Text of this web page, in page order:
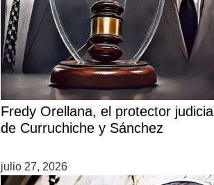
Fredy Orellana, el protector judicial
de Curruchiche y Sánchez
julio 27, 2026